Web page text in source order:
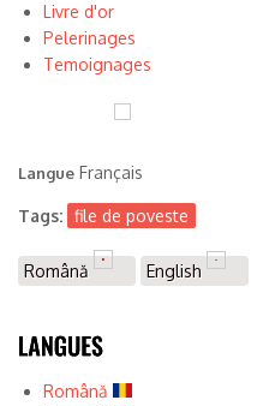
Livre d'or
Pelerinages
Temoignages
Langue Français
Tags: file de poveste
Română English
Română